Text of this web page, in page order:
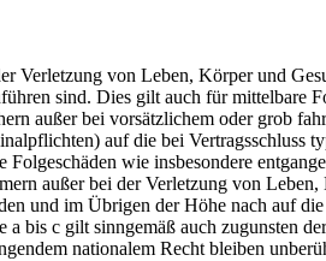
Verletzung von Leben, Körper und
sind. Dies gilt auch für mittelbare
außer bei vorsätzlichem oder grob
auf die bei Vertragsschluss
wie insbesondere
außer bei der Verletzung von
und im Übrigen der Höhe nach auf
a bis c gilt sinngemäß auch zugunsten
nationalem Recht bleiben